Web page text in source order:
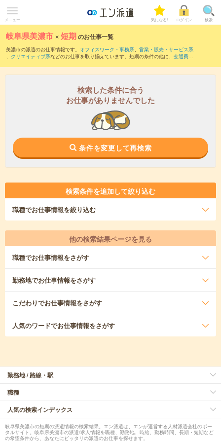
メニュー 気になる! ログイン 検索
岐阜県美濃市 ×短期のお仕事一覧
美濃市の派遣のお仕事情報です。 オフィスワーク・事務系、 営業・販売・サービス系
、 クリエイティブ系などのお仕事を取り揃えています。短期の条件の他に、 交通費別
検索した条件に合う
お仕事がありませんでした
条件を変更して再検索
検索条件を追加して絞り込む
職種でお仕事情報を絞り込む
他の検索結果ページを見る
職種でお仕事情報をさがす
勤務地でお仕事情報をさがす
こだわりでお仕事情報をさがす
人気のワードでお仕事情報をさがす
勤務地 / 路線・駅
職種
人気の検索インデックス
岐阜県美濃市の短期の派遣情報の検索結果。エン派遣は、エンが運営する人材派遣会社のポー
タルサイト。岐阜県美濃市の派遣/求人情報を職種、勤務地、時給、勤務時間、長期・短期など
の希望条件から、あなたにピッタリの派遣のお仕事を探せます。